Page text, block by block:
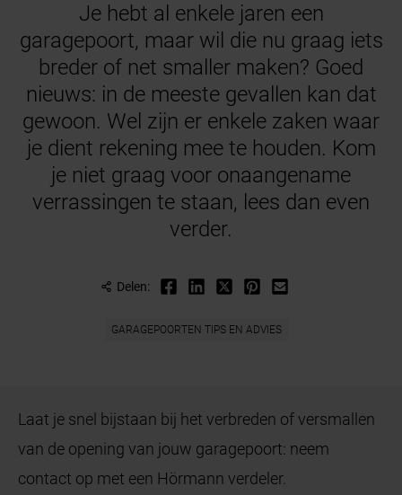
Je hebt al enkele jaren een
garagepoort, maar wil die nu graag iets
breder of net smaller maken? Goed
nieuws: in de meeste gevallen kan dat
gewoon. Wel zijn er enkele zaken waar
je dient rekening mee te houden. Kom
je niet graag voor onaangename
verrassingen te staan, lees dan even
verder.
Delen:
GARAGEPOORTEN TIPS EN ADVIES
Laat je snel bijstaan bij het verbreden of versmallen
van de opening van jouw garagepoort: neem
contact op met een Hörmann verdeler.